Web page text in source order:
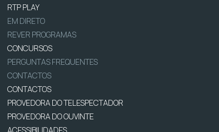
RTP PLAY
EM DIRETO
REVER PROGRAMAS
CONCURSOS
PERGUNTAS FREQUENTES
CONTACTOS
CONTACTOS
PROVEDORA DO TELESPECTADOR
PROVEDORA DO OUVINTE